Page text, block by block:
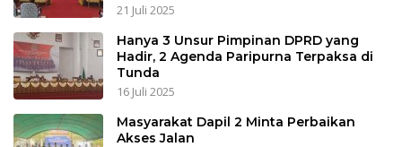
21 Juli 2025
Hanya 3 Unsur Pimpinan DPRD yang
Hadir, 2 Agenda Paripurna Terpaksa di
Tunda
16 Juli 2025
Masyarakat Dapil 2 Minta Perbaikan
Akses Jalan